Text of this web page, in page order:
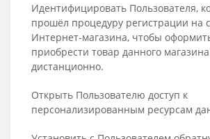
Идентифицировать Пользователя,
прошёл процедуру регистрации на
Интернет-магазина, чтобы
приобрести товар данного магазина
дистанционно.
Открыть Пользователю доступ к
персонализированным ресурсам